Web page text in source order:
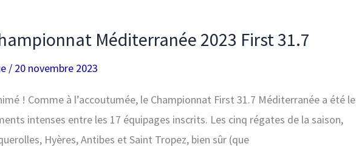
Méditerranée 2023 First 31.7
/ 20 novembre 2023
! Comme à l’accoutumée, le Championnat First 31.7 Méditerranée a été le
intenses entre les 17 équipages inscrits. Les cinq régates de la saison,
Hyères, Antibes et Saint Tropez, bien sûr (que